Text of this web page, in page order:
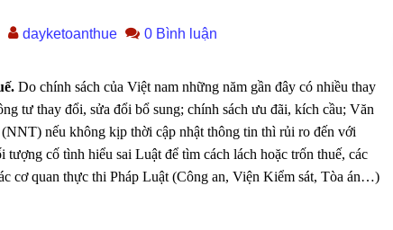
dayketoanthue 0 Bình luận
Do chính sách của Việt nam những năm gần đây có nhiều thay
tư thay đổi, sửa đổi bổ sung; chính sách ưu đãi, kích cầu; Văn
nếu không kịp thời cập nhật thông tin thì rủi ro đến với
cố tình hiểu sai Luật để tìm cách lách hoặc trốn thuế, các
cơ quan thực thi Pháp Luật (Công an, Viện Kiểm sát, Tòa án…)